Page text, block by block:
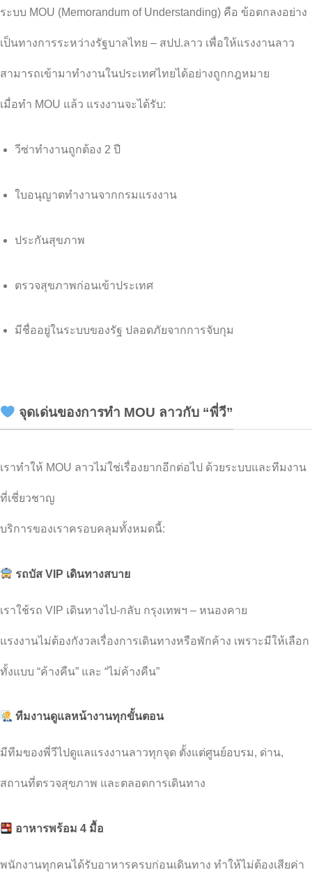
ระบบ MOU (Memorandum of Understanding) คือ ข้อตกลงอย่าง
เป็นทางการระหว่างรัฐบาลไทย – สปป.ลาว เพื่อให้แรงงานลาว
สามารถเข้ามาทำงานในประเทศไทยได้อย่างถูกกฎหมาย
เมื่อทำ MOU แล้ว แรงงานจะได้รับ:
วีซ่าทำงานถูกต้อง 2 ปี
ใบอนุญาตทำงานจากกรมแรงงาน
ประกันสุขภาพ
ตรวจสุขภาพก่อนเข้าประเทศ
มีชื่ออยู่ในระบบของรัฐ ปลอดภัยจากการจับกุม
จุดเด่นของการทำ MOU ลาวกับ “พี่วี”
เราทำให้ MOU ลาวไม่ใช่เรื่องยากอีกต่อไป ด้วยระบบและทีมงาน
ที่เชี่ยวชาญ
บริการของเราครอบคลุมทั้งหมดนี้:
รถบัส VIP เดินทางสบาย
เราใช้รถ VIP เดินทางไป-กลับ กรุงเทพฯ – หนองคาย
แรงงานไม่ต้องกังวลเรื่องการเดินทางหรือพักค้าง เพราะมีให้เลือก
ทั้งแบบ “ค้างคืน” และ “ไม่ค้างคืน”
ทีมงานดูแลหน้างานทุกขั้นตอน
มีทีมของพี่วีไปดูแลแรงงานลาวทุกจุด ตั้งแต่ศูนย์อบรม, ด่าน,
สถานที่ตรวจสุขภาพ และตลอดการเดินทาง
อาหารพร้อม 4 มื้อ
พนักงานทุกคนได้รับอาหารครบก่อนเดินทาง ทำให้ไม่ต้องเสียค่า